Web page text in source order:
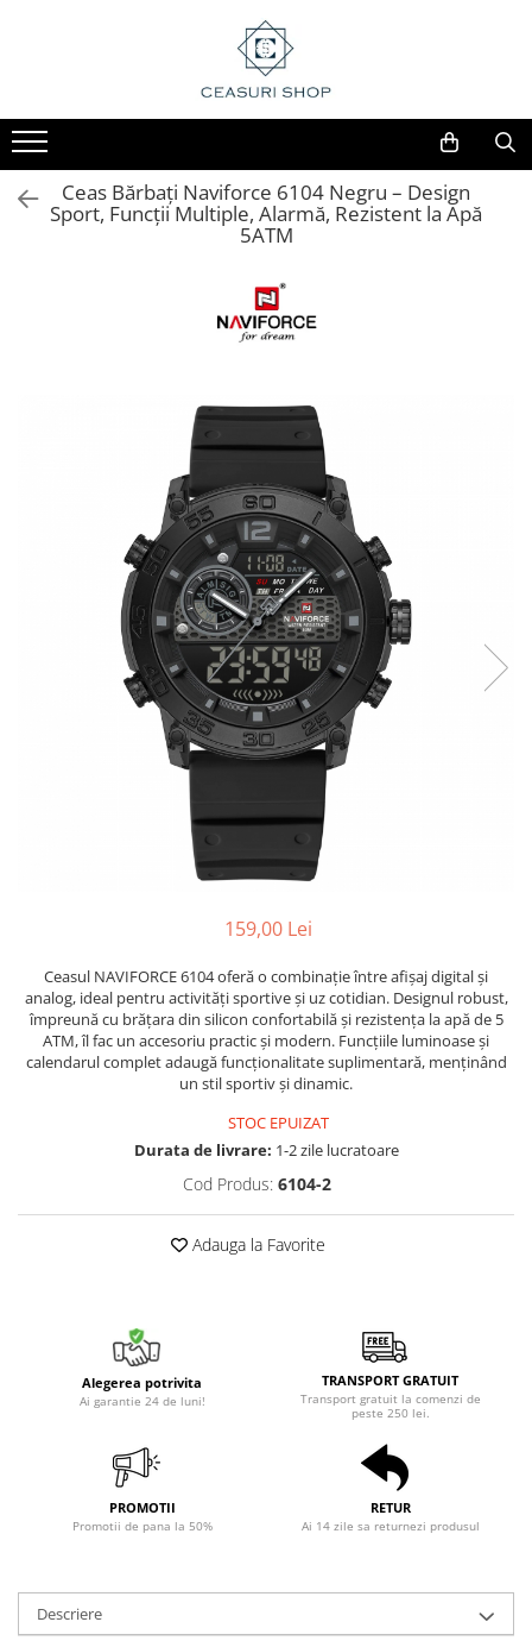
Ceas Bărbați Naviforce 6104 Negru – Design
Sport, Funcții Multiple, Alarmă, Rezistent la Apă
5ATM
159,00 Lei
Ceasul NAVIFORCE 6104 oferă o combinație între afișaj digital și
analog, ideal pentru activități sportive și uz cotidian. Designul robust,
împreună cu brățara din silicon confortabilă și rezistența la apă de 5
ATM, îl fac un accesoriu practic și modern. Funcțiile luminoase și
calendarul complet adaugă funcționalitate suplimentară, menținând
un stil sportiv și dinamic.
STOC EPUIZAT
Durata de livrare: 1-2 zile lucratoare
Cod Produs: 6104-2
Adauga la Favorite
Alegerea potrivita
Ai garantie 24 de luni!
TRANSPORT GRATUIT
Transport gratuit la comenzi de
peste 250 lei.
PROMOTII
Promotii de pana la 50%
RETUR
Ai 14 zile sa returnezi produsul
Descriere